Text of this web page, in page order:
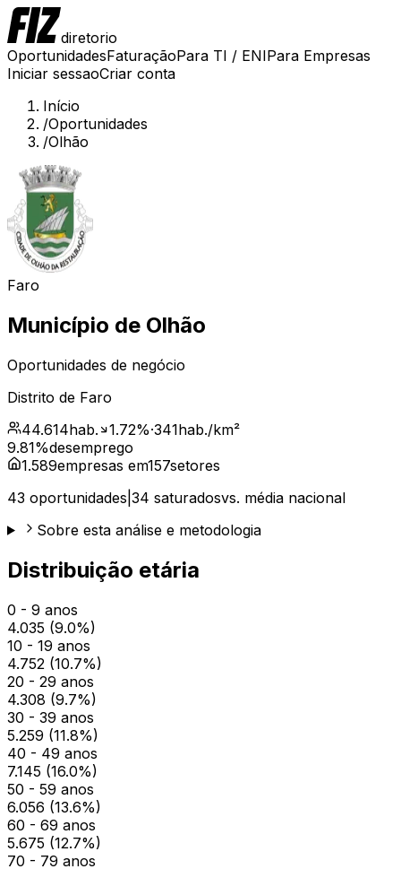
diretorio
OportunidadesFaturaçãoPara TI / ENIPara Empresas
Iniciar sessaoCriar conta
Início
/Oportunidades
/Olhão
Faro
Município de Olhão
Oportunidades de negócio
Distrito de Faro
44.614hab. 1.72%·341hab./km²
9.81%desemprego
1.589empresas em157setores
43 oportunidades 34 saturadosvs. média nacional
Sobre esta análise e metodologia
Distribuição etária
0 - 9 anos
4.035 (9.0%)
10 - 19 anos
4.752 (10.7%)
20 - 29 anos
4.308 (9.7%)
30 - 39 anos
5.259 (11.8%)
40 - 49 anos
7.145 (16.0%)
50 - 59 anos
6.056 (13.6%)
60 - 69 anos
5.675 (12.7%)
70 - 79 anos